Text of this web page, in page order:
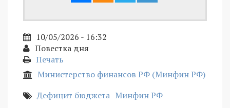
10/05/2026 - 16:32
Повестка дня
Печать
Министерство финансов РФ (Минфин РФ)
Дефицит бюджета Минфин РФ